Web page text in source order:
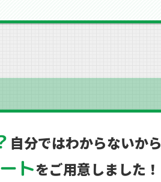
自分ではわからないから
トをご用意しました！